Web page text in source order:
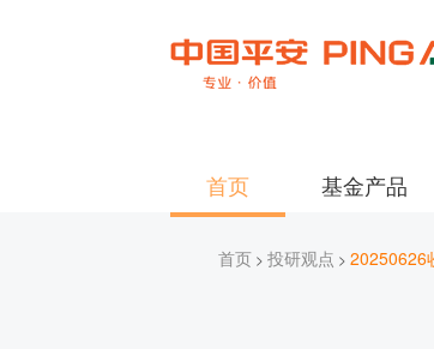
首页 基金产品
首页 > 投研观点 > 20250626